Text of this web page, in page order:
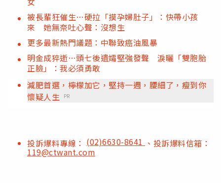
被長輩狂催生…硬拉「摸孕婦肚子」：快帶小孩
來 她無奈吐心聲：沒想生
更多最新熱門議題：中聯致癌油風暴
明金成猝逝…頭七後遺孀堅強發聲 淚曬「雙胞胎
正臉」：我必須勇敢
減肥首選，檸檬加它，堅持一週，腰細了，瘦到你
懷疑人生 PR
投訴爆料專線： (02)6630-8641 、投訴爆料信箱：
119@ctwant.com